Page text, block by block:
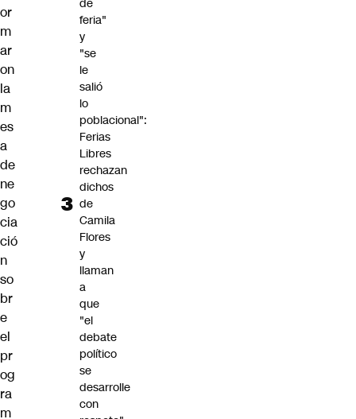
or
m
ar
on
la
m
es
a
de
ne
go
cia
ció
n
so
br
e
el
pr
og
ra
m
de
feria"
y
"se
le
salió
lo
poblacional":
Ferias
Libres
rechazan
dichos
de
Camila
Flores
y
llaman
a
que
"el
debate
político
se
desarrolle
con